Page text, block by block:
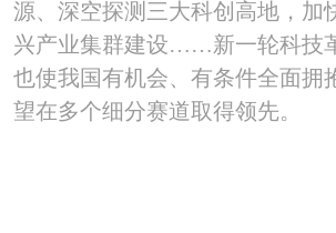
源、深空探测三大科创高地，加
兴产业集群建设……新一轮科技
也使我国有机会、有条件全面拥
望在多个细分赛道取得领先。